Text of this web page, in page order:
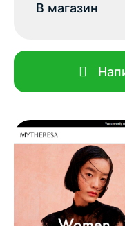
В магазин